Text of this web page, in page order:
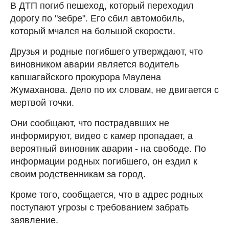
В ДТП погиб пешеход, который переходил
дорогу по "зебре". Его сбил автомобиль,
который мчался на большой скорости.
Друзья и родные погибшего утверждают, что
виновником аварии является водитель
капшагайского прокурора Маулена
Жумаханова. Дело по их словам, не двигается с
мертвой точки.
Они сообщают, что пострадавших не
информируют, видео с камер пропадает, а
вероятный виновник аварии - на свободе. По
информации родных погибшего, он ездил к
своим родственникам за город.
Кроме того, сообщается, что в адрес родных
поступают угрозы с требованием забрать
заявление.